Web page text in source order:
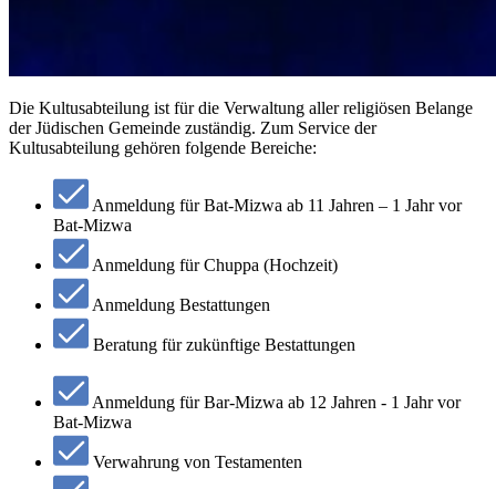
Die Kultusabteilung ist für die Verwaltung aller religiösen Belange
der Jüdischen Gemeinde zuständig. Zum Service der
Kultusabteilung gehören folgende Bereiche:
Anmeldung für Bat-Mizwa ab 11 Jahren – 1 Jahr vor
Bat-Mizwa
Anmeldung für Chuppa (Hochzeit)
Anmeldung Bestattungen
Beratung für zukünftige Bestattungen
Anmeldung für Bar-Mizwa ab 12 Jahren - 1 Jahr vor
Bat-Mizwa
Verwahrung von Testamenten